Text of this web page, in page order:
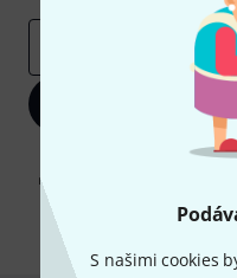
S našimi cookies
Kliknutím na "Zaregistrujte
reklam a měřením chování